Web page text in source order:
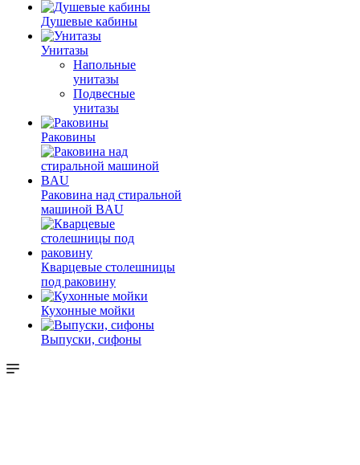
Душевые кабины
Унитазы
Напольные
унитазы
Подвесные
унитазы
Раковины
Раковина над стиральной
машиной BAU
Кварцевые столешницы
под раковину
Кухонные мойки
Выпуски, сифоны